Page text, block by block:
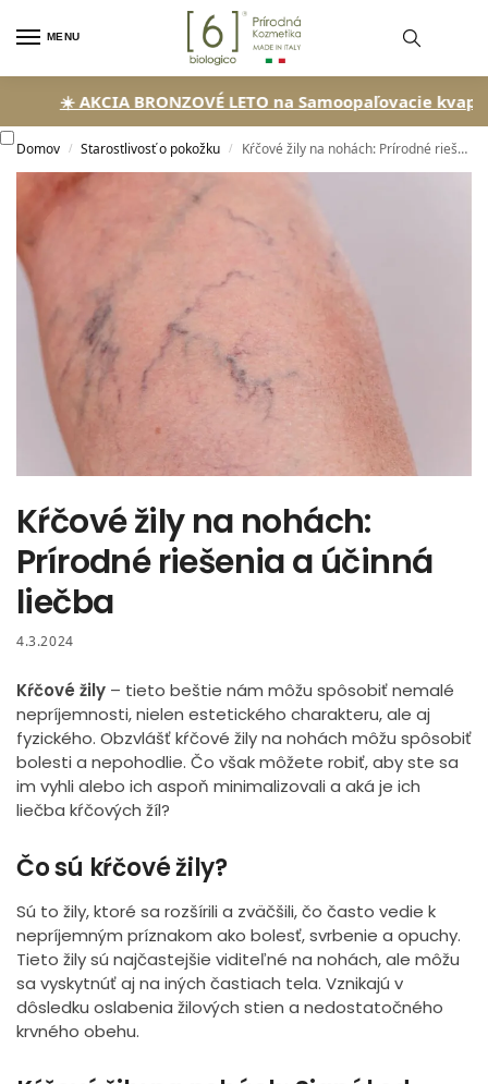
MENU
☀️ AKCIA BRONZOVÉ LETO na Samoopaľovacie kvapky!🏖️
Domov / Starostlivosť o pokožku / Kŕčové žily na nohách: Prírodné riešenia a účinná liečba
Kŕčové žily na nohách:
Prírodné riešenia a účinná
liečba
4.3.2024
Kŕčové žily – tieto beštie nám môžu spôsobiť nemalé
nepríjemnosti, nielen estetického charakteru, ale aj
fyzického. Obzvlášť kŕčové žily na nohách môžu spôsobiť
bolesti a nepohodlie. Čo však môžete robiť, aby ste sa
im vyhli alebo ich aspoň minimalizovali a aká je ich
liečba kŕčových žíl?
Čo sú kŕčové žily?
Sú to žily, ktoré sa rozšírili a zväčšili, čo často vedie k
nepríjemným príznakom ako bolesť, svrbenie a opuchy.
Tieto žily sú najčastejšie viditeľné na nohách, ale môžu
sa vyskytnúť aj na iných častiach tela. Vznikajú v
dôsledku oslabenia žilových stien a nedostatočného
krvného obehu.